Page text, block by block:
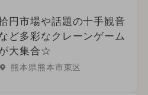
円市場や話題の十手観音
ど多彩なクレーンゲーム
大集合☆
熊本県熊本市東区